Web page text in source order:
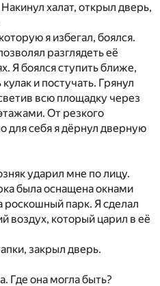
халат, открыл дверь,
я избегал, боялся.
разглядеть её
Я боялся ступить ближе,
и постучать. Грянул
всю площадку через
От резкого
для себя я дёрнул дверную
ударил мне по лицу.
была оснащена окнами
роскошный парк. Я сделал
воздух, который царил в её
закрыл дверь.
Где она могла быть?